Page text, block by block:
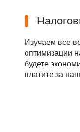
Изучаем все
оптимизации
будете
платите за